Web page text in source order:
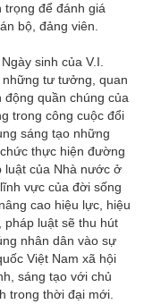
trọng để đánh giá
bộ, đảng viên.
sinh của V.I.
tư tưởng, quan
động quần chúng của
trong công cuộc đổi
sáng tạo những
thực hiện đường
luật của Nhà nước ở
vực của đời sống
cao hiệu lực, hiệu
luật sẽ thu hút
nhân dân vào sự
Việt Nam xã hội
sáng tạo với chủ
trong thời đại mới.